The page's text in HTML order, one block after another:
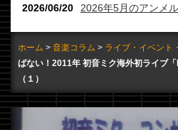
2026年5月のアンメ
2026/06/20
ホーム 音楽コラム ライブ・イベント
ばない！2011年 初音ミク海外初ライブ
（１）